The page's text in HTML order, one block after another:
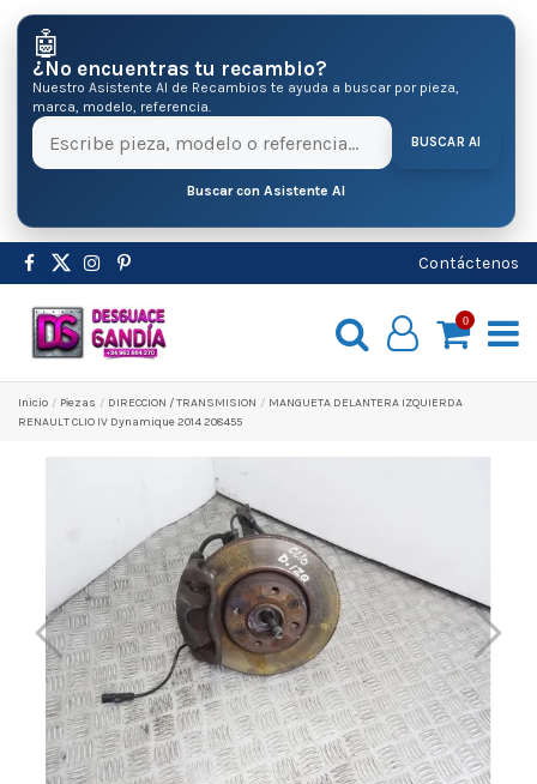
🤖
¿No encuentras tu recambio?
Nuestro Asistente AI de Recambios te ayuda a buscar por pieza,
marca, modelo, referencia.
BUSCAR AI
Buscar con Asistente AI
Contáctenos
0
Inicio Pіezas DIRECCION / TRANSMISION
MANGUETA DELANTERA IZQUIERDA
RENAULT CLIO IV Dynamique 2014 208455